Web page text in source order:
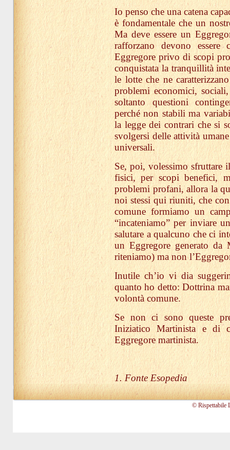
Io penso che una catena
è fondamentale che un
Ma deve essere un
rafforzano devono
Eggregore privo di scopi
conquistata la tranquillità
le lotte che ne
problemi economici,
soltanto questioni
perché non stabili ma
la legge dei contrari che si
svolgersi delle attività
universali.
Se, poi, volessimo sfruttare
fisici, per scopi benefici,
problemi profani, allora la
noi stessi qui riuniti, che
comune formiamo un
“incateniamo” per inviare
salutare a qualcuno che ci
un Eggregore generato
riteniamo) ma non
Inutile ch’io vi dia
quanto ho detto: Dottrina
volontà comune.
Se non ci sono queste
Iniziatico Martinista e di
Eggregore martinista.
1. Fonte Esopedia
© Rispettabile